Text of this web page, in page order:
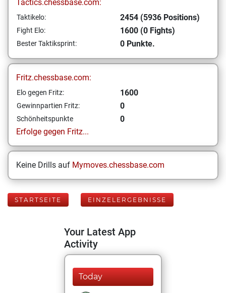
Tactics.chessbase.com:
Taktikelo: 2454 (5936 Positions)
Fight Elo: 1600 (0 Fights)
Bester Taktiksprint: 0 Punkte.
Fritz.chessbase.com:
Elo gegen Fritz: 1600
Gewinnpartien Fritz: 0
Schönheitspunkte
0
Erfolge gegen Fritz...
Keine Drills auf Mymoves.chessbase.com
STARTSEITE EINZELERGEBNISSE
Your Latest App
Activity
Today